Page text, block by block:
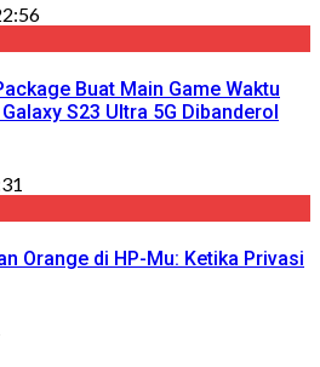
Buat Main Game Waktu
S23 Ultra 5G Dibanderol
Orange di HP-Mu: Ketika Privasi